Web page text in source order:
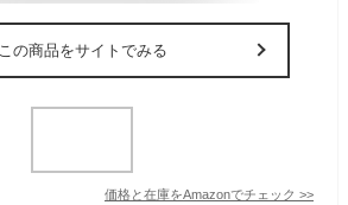
この商品をサイトでみる
価格と在庫をAmazonでチェック >>